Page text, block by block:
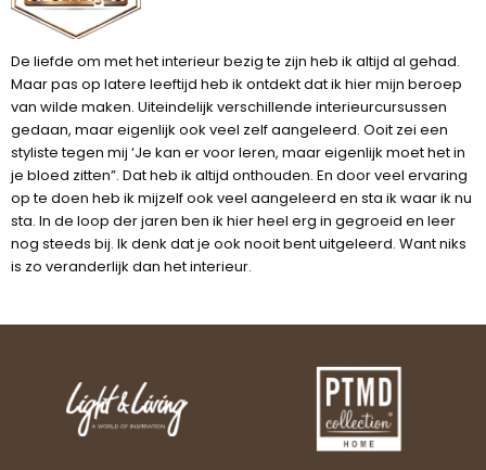
De liefde om met het interieur bezig te zijn heb ik altijd al gehad.
Maar pas op latere leeftijd heb ik ontdekt dat ik hier mijn beroep
van wilde maken. Uiteindelijk verschillende interieurcursussen
gedaan, maar eigenlijk ook veel zelf aangeleerd. Ooit zei een
styliste tegen mij ‘Je kan er voor leren, maar eigenlijk moet het in
je bloed zitten”. Dat heb ik altijd onthouden. En door veel ervaring
op te doen heb ik mijzelf ook veel aangeleerd en sta ik waar ik nu
sta. In de loop der jaren ben ik hier heel erg in gegroeid en leer
nog steeds bij. Ik denk dat je ook nooit bent uitgeleerd. Want niks
is zo veranderlijk dan het interieur.